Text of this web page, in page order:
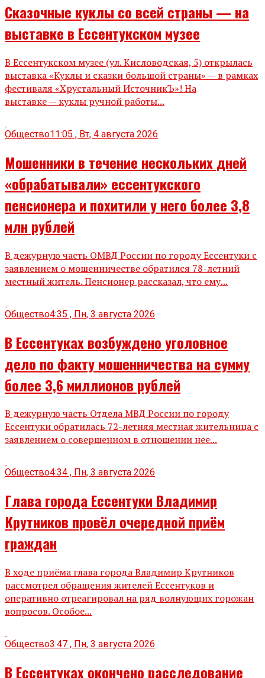
Сказочные куклы со всей страны — на
выставке в Ессентукском музее
В Ессентукском музее (ул. Кисловодская, 5) открылась
выставка «Куклы и сказки большой страны» — в рамках
фестиваля «Хрустальный ИсточникЪ»! На
выставке — куклы ручной работы...
Общество11:05 , Вт, 4 августа 2026
Мошенники в течение нескольких дней
«обрабатывали» ессентукского
пенсионера и похитили у него более 3,8
млн рублей
В дежурную часть ОМВД России по городу Ессентуки с
заявлением о мошенничестве обратился 78-летний
местный житель. Пенсионер рассказал, что ему...
Общество4:35 , Пн, 3 августа 2026
В Ессентуках возбуждено уголовное
дело по факту мошенничества на сумму
более 3,6 миллионов рублей
В дежурную часть Отдела МВД России по городу
Ессентуки обратилась 72-летняя местная жительница с
заявлением о совершенном в отношении нее...
Общество4:34 , Пн, 3 августа 2026
Глава города Ессентуки Владимир
Крутников провёл очередной приём
граждан
В ходе приёма глава города Владимир Крутников
рассмотрел обращения жителей Ессентуков и
оперативно отреагировал на ряд волнующих горожан
вопросов. Особое...
Общество3:47 , Пн, 3 августа 2026
В Ессентуках окончено расследование